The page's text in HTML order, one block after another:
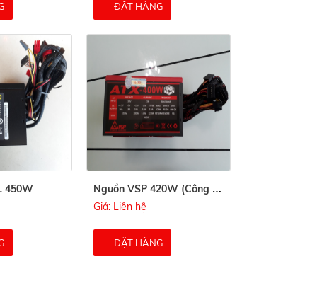
ĐẶT HÀNG
450W
N
guồn VSP 420W (Công Suất Thực)
Giá: Liên hệ
ĐẶT HÀNG